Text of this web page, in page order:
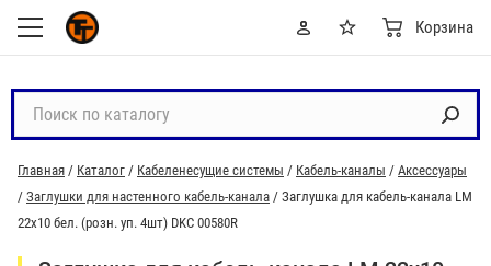
Корзина
с
к
п
о
Главная / Каталог / Кабеленесущие системы / Кабель-каналы / Аксессуары
/ Заглушки для настенного кабель-канала / Заглушка для кабель-канала LM
22х10 бел. (розн. уп. 4шт) DKC 00580R